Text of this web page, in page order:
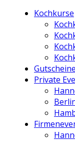
Kochkurse
Gutscheine
Private